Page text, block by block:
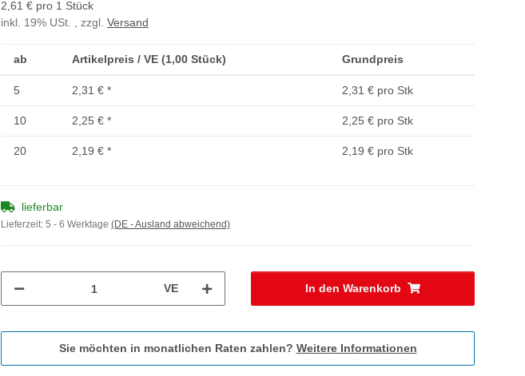
2,61 € pro 1 Stück
inkl. 19% USt. , zzgl. Versand
ab Artikelpreis / VE (1,00 Stück) Grundpreis
5 2,31 € * 2,31 € pro Stk
10 2,25 € * 2,25 € pro Stk
20 2,19 € * 2,19 € pro Stk
lieferbar
Lieferzeit: 5 - 6 Werktage (DE - Ausland abweichend)
VE In den Warenkorb
Sie möchten in monatlichen Raten zahlen? Weitere Informationen